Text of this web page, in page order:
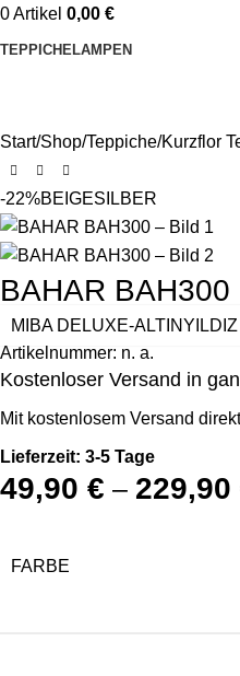
0Artikel 0,00 €
TEPPICHELAMPEN
Start Shop Teppiche Kurzflor
-22%BEIGESILBER
BAHAR BAH300
MIBA DELUXE-ALTINYILDIZ
Artikelnummer: n. a.
Kostenloser Versand in
Mit kostenlosem Versand
Lieferzeit: 3-5 Tage
49,90 € – 229,90
FARBE